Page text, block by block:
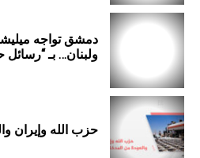
دمشق تواجه
ولبنان… بـ “رسائل
حزب الله وإيران